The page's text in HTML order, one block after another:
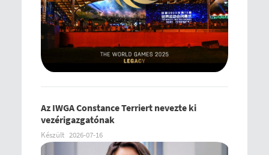
Az IWGA Constance Terriert nevezte ki
vezérigazgatónak
Készült 2026-07-16